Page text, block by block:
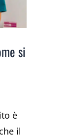
si
è
il